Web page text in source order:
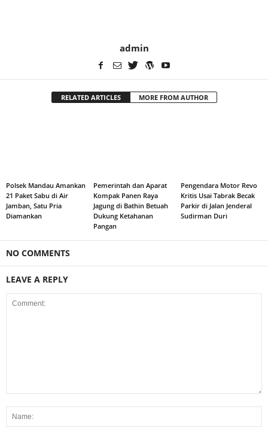
admin
RELATED ARTICLES MORE FROM AUTHOR
Polsek Mandau Amankan
21 Paket Sabu di Air
Jamban, Satu Pria
Diamankan
Pemerintah dan Aparat
Kompak Panen Raya
Jagung di Bathin Betuah
Dukung Ketahanan
Pangan
Pengendara Motor Revo
Kritis Usai Tabrak Becak
Parkir di Jalan Jenderal
Sudirman Duri
NO COMMENTS
LEAVE A REPLY